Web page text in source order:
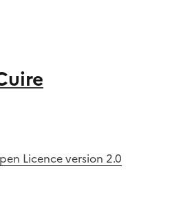
Licence version 2.0